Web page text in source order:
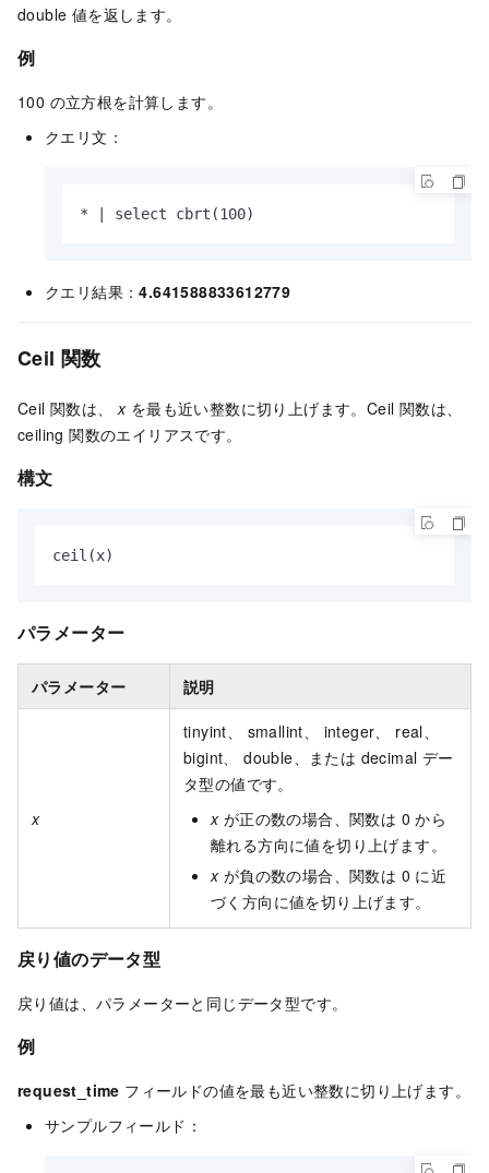
double 値を返します。
例
100 の立方根を計算します。
クエリ文：
* | select cbrt(100)
クエリ結果：4.641588833612779
Ceil 関数
Ceil 関数は、 xを最も近い整数に切り上げます。Ceil 関数は、
ceiling 関数のエイリアスです。
構文
ceil(x)
パラメーター
パラメーター 説明
x
tinyint、 smallint、 integer、 real、
bigint、 double、または decimal デー
タ型の値です。
xが正の数の場合、関数は 0 から
離れる方向に値を切り上げます。
xが負の数の場合、関数は 0 に近
づく方向に値を切り上げます。
戻り値のデータ型
戻り値は、パラメーターと同じデータ型です。
例
request_time フィールドの値を最も近い整数に切り上げます。
サンプルフィールド：